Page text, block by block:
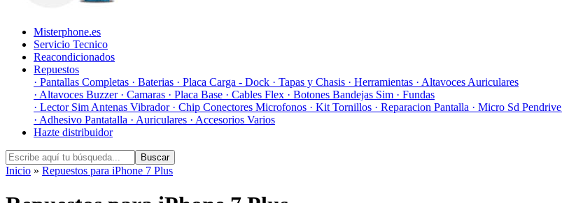
Misterphone.es
Servicio Tecnico
Reacondicionados
Repuestos
· Pantallas Completas · Baterias · Placa Carga - Dock · Tapas y Chasis · Herramientas · Altavoces Auriculares
· Altavoces Buzzer · Camaras · Placa Base · Cables Flex · Botones Bandejas Sim · Fundas
· Lector Sim Antenas Vibrador · Chip Conectores Microfonos · Kit Tornillos · Reparacion Pantalla · Micro Sd Pendrive
· Adhesivo Pantatalla · Auriculares · Accesorios Varios
Hazte distribuidor
Buscar
Inicio » Repuestos para iPhone 7 Plus